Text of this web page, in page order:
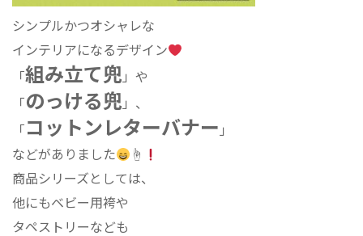
シンプルかつオシャレな
インテリアになるデザイン
「組み立て兜 」や
「のっける兜 」、
「 コットンレターバナー 」
などがありました
☝
商品シリーズとしては、
他にもベビー用袴や
タペストリーなども